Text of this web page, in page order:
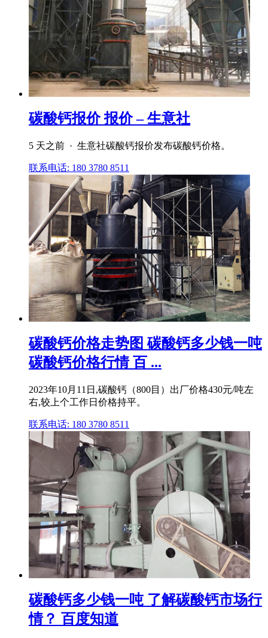
碳酸钙报价 报价 – 生意社
5 天之前 · 生意社碳酸钙报价发布碳酸钙价格。
联系电话: 180 3780 8511
碳酸钙价格走势图 碳酸钙多少钱一吨
碳酸钙价格行情 百 ...
2023年10月11日,碳酸钙（800目）出厂价格430元/吨左
右,较上个工作日价格持平。
联系电话: 180 3780 8511
碳酸钙多少钱一吨 了解碳酸钙市场行
情？ 百度知道